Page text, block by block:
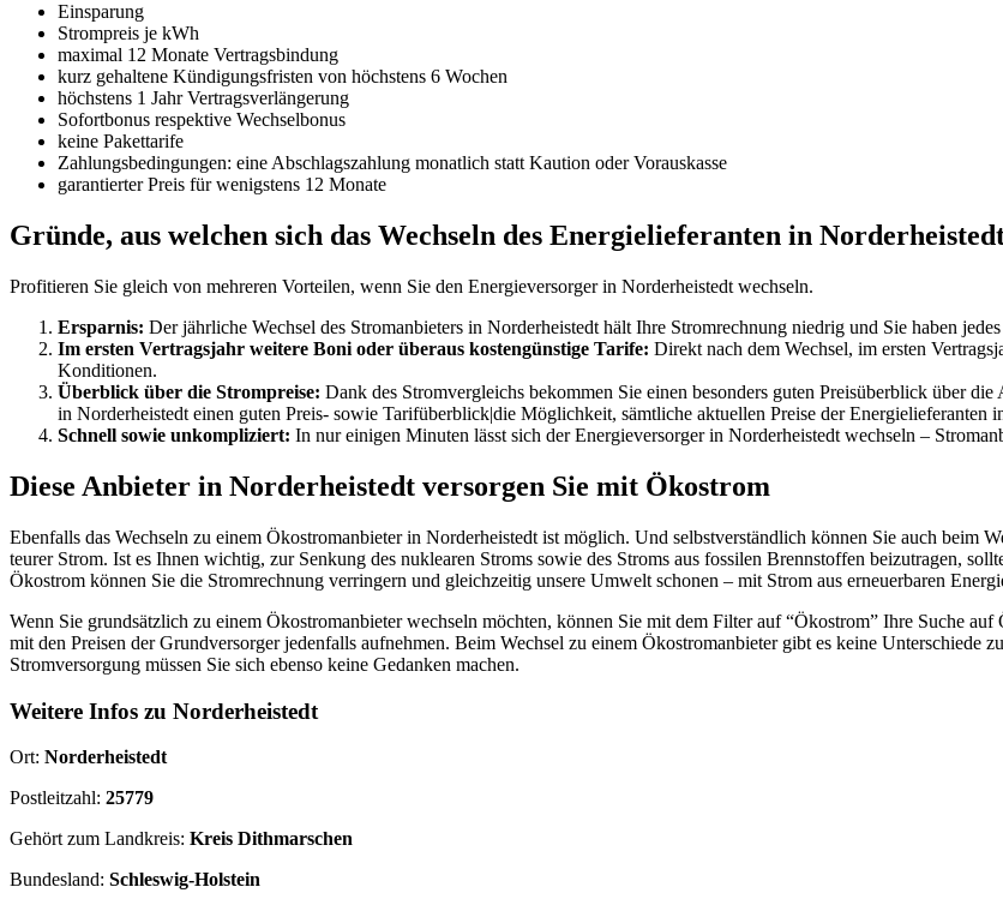
Einsparung
Strompreis je kWh
maximal 12 Monate Vertragsbindung
kurz gehaltene Kündigungsfristen von höchstens 6 Wochen
höchstens 1 Jahr Vertragsverlängerung
Sofortbonus respektive Wechselbonus
keine Pakettarife
Zahlungsbedingungen: eine Abschlagszahlung monatlich statt Kaution oder Vorauskasse
garantierter Preis für wenigstens 12 Monate
Gründe, aus welchen sich das Wechseln des Energielieferanten in
Profitieren Sie gleich von mehreren Vorteilen, wenn Sie den Energieversorger in Norderheistedt wechseln.
Ersparnis: Der jährliche Wechsel des Stromanbieters in Norderheistedt hält Ihre Stromrechnung niedrig und Sie haben
Im ersten Vertragsjahr weitere Boni oder überaus kostengünstige Tarife: Direkt nach dem Wechsel, im ersten
Konditionen.
Überblick über die Strompreise: Dank des Stromvergleichs bekommen Sie einen besonders guten Preisüberblick über
in Norderheistedt einen guten Preis- sowie Tarifüberblick|die Möglichkeit, sämtliche aktuellen Preise der Energielieferanten
Schnell sowie unkompliziert: In nur einigen Minuten lässt sich der Energieversorger in Norderheistedt wechseln –
Diese Anbieter in Norderheistedt versorgen Sie mit Ökostrom
Ebenfalls das Wechseln zu einem Ökostromanbieter in Norderheistedt ist möglich. Und selbstverständlich können Sie auch beim
teurer Strom. Ist es Ihnen wichtig, zur Senkung des nuklearen Stroms sowie des Stroms aus fossilen Brennstoffen beizutragen,
Ökostrom können Sie die Stromrechnung verringern und gleichzeitig unsere Umwelt schonen – mit Strom aus erneuerbaren
Wenn Sie grundsätzlich zu einem Ökostromanbieter wechseln möchten, können Sie mit dem Filter auf “Ökostrom” Ihre Suche
mit den Preisen der Grundversorger jedenfalls aufnehmen. Beim Wechsel zu einem Ökostromanbieter gibt es keine Unterschiede
Stromversorgung müssen Sie sich ebenso keine Gedanken machen.
Weitere Infos zu Norderheistedt
Ort: Norderheistedt
Postleitzahl: 25779
Gehört zum Landkreis: Kreis Dithmarschen
Bundesland: Schleswig-Holstein